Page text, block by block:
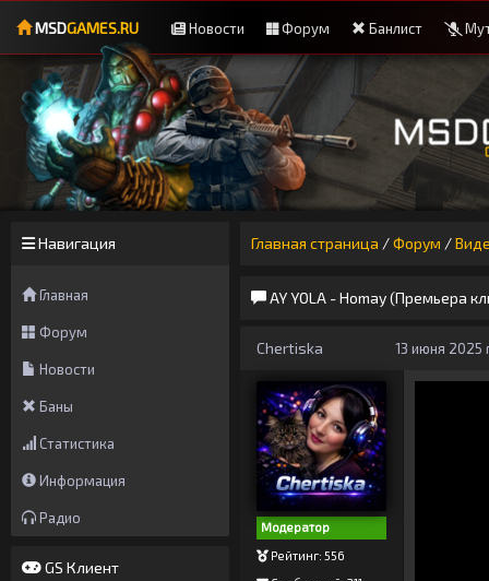
MSDGAMES.RU Новости Форум Банлист
Навигация
Главная
Форум
Новости
Баны
Статистика
Информация
Радио
GS Клиент
Главная страница /Форум /
AY YOLA - Homay (Премьера
Chertiska 13 июня 2025
Модератор
Рейтинг: 556